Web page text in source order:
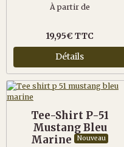
À partir de
19,95€ TTC
Détails
Tee-Shirt P-51
Mustang Bleu
Marine
Nouveau